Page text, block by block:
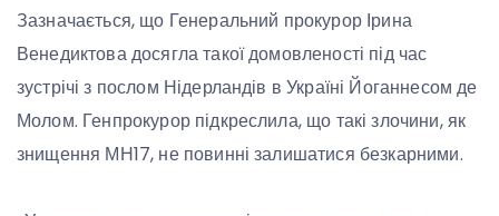
Зазначається, що Генеральний прокурор Ірина
Венедиктова досягла такої домовленості під час
зустрічі з послом Нідерландів в Україні Йоганнесом де
Молом. Генпрокурор підкреслила, що такі злочини, як
знищення МН17, не повинні залишатися безкарними.